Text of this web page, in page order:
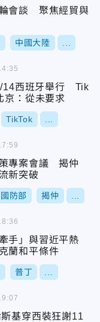
會談 聚焦經貿與
中國大陸
14西班牙舉行 Tik
京：從未要求
TikTok
專案會議 揭仲
新突破
國防部 揭仲
手」與習近平熱
蘭和平條件
普丁
基穿西裝狂謝11